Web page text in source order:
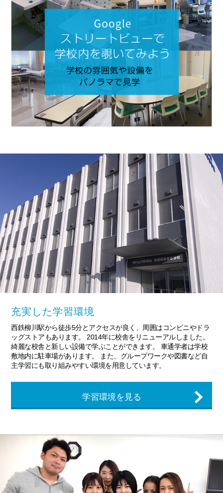
充実した学習環境
西鉄柳川駅から徒歩5分とアクセスが良く、周囲はコンビニやドラ
ッグストアもあります。 2014年に校舎をリニューアルしました。
綺麗な校舎と新しい設備で学ぶことができます。 車通学者は学校
敷地内に駐車場があります。 また、グループワークや図書など自
主学習にも取り組みやすい環境を用意しています。
学習環境を見る